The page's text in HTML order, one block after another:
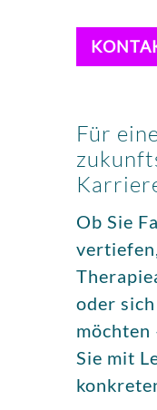
Für
Ob Sie
oder
Sie mit